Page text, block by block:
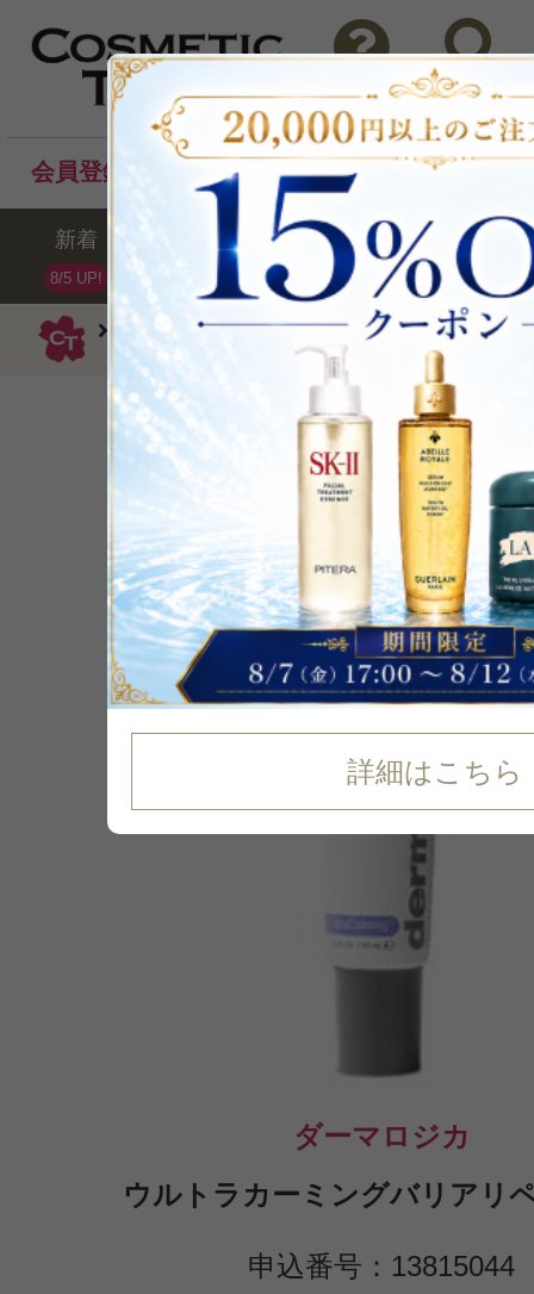
ダーマロジカ 乳液 ウルトラカーミ
問い合わせ 検索
会員登録後のお買い物でポイントプレゼント！
新着
8/5 UP!
セール ランキング ブ
詳細はこちら
肌を鎮静し肌のバリア
13%
OFF
ダーマロジカ
ウルトラカーミングバリアリ
申込番号：13815044